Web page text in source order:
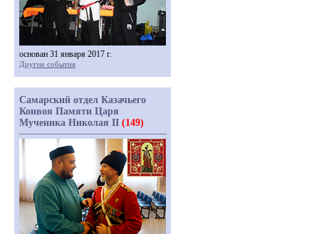
основан 31 января 2017 г.
Другие события
Самарский отдел Казачьего
Конвоя Памяти Царя
Мученика Николая II (149)